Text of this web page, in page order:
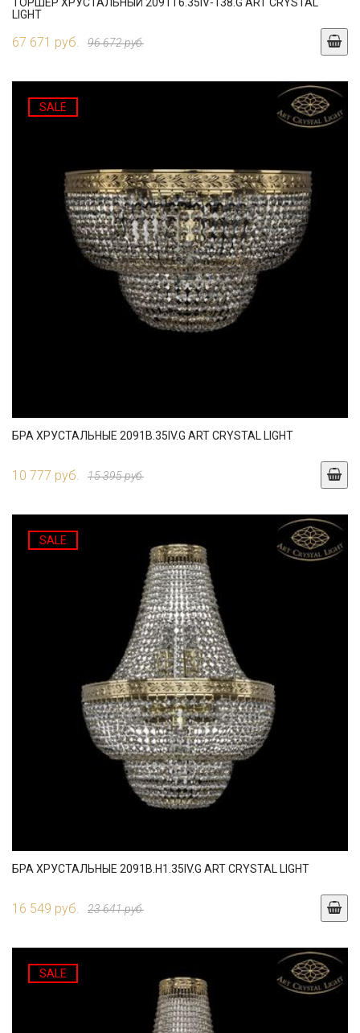
LIGHT
67 671 руб. 96 672 руб.
SALE
БРА ХРУСТАЛЬНЫЕ 2091B.35IV.G ART CRYSTAL LIGHT
10 777 руб. 15 395 руб.
SALE
БРА ХРУСТАЛЬНЫЕ 2091B.H1.35IV.G ART CRYSTAL LIGHT
16 549 руб. 23 641 руб.
SALE